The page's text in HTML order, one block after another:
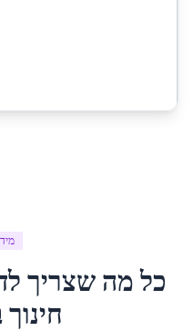
כל מה שצריך
חינוך